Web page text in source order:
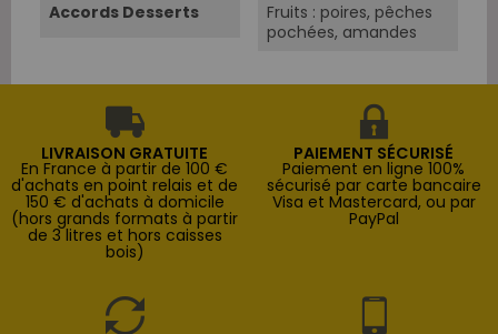
Accords Desserts
Fruits : poires, pêches
pochées, amandes
LIVRAISON GRATUITE
En France à partir de 100 €
d'achats en point relais et de
150 € d'achats à domicile
(hors grands formats à partir
de 3 litres et hors caisses
bois)
PAIEMENT SÉCURISÉ
Paiement en ligne 100%
sécurisé par carte bancaire
Visa et Mastercard, ou par
PayPal